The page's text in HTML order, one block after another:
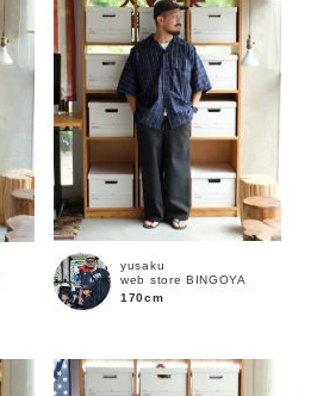
yusaku
web store BINGOYA
170cm